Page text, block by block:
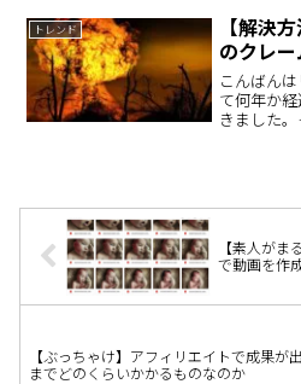
たいなも
している
トレンド
【解決
のクレ
こんばん
て何年か
きました
的な出来
の対応が
【素人が
で動画を作
【ぶっちゃけ】アフィリエイトで成果が
までどのくらいかかるものなのか